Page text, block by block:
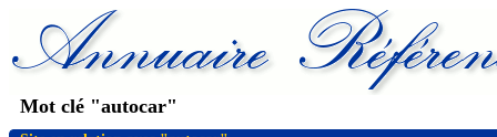
Mot clé "autocar"